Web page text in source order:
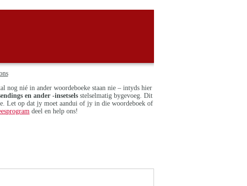
nog nié in ander woordeboeke staan nie – intyds hier
en ander -insetsels stelselmatig bygevoeg. Dit
Let op dat jy moet aandui of jy in die woordeboek of
deel en help ons!